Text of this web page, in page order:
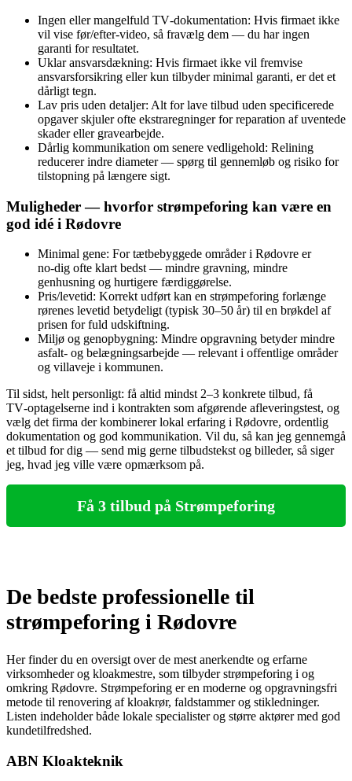
Ingen eller mangelfuld TV‑dokumentation: Hvis firmaet ikke
vil vise før/efter‑video, så fravælg dem — du har ingen
garanti for resultatet.
Uklar ansvarsdækning: Hvis firmaet ikke vil fremvise
ansvarsforsikring eller kun tilbyder minimal garanti, er det et
dårligt tegn.
Lav pris uden detaljer: Alt for lave tilbud uden specificerede
opgaver skjuler ofte ekstraregninger for reparation af uventede
skader eller gravearbejde.
Dårlig kommunikation om senere vedligehold: Relining
reducerer indre diameter — spørg til gennemløb og risiko for
tilstopning på længere sigt.
Muligheder — hvorfor strømpeforing kan være en
god idé i Rødovre
Minimal gene: For tætbebyggede områder i Rødovre er
no‑dig ofte klart bedst — mindre gravning, mindre
genhusning og hurtigere færdiggørelse.
Pris/levetid: Korrekt udført kan en strømpeforing forlænge
rørenes levetid betydeligt (typisk 30–50 år) til en brøkdel af
prisen for fuld udskiftning.
Miljø og genopbygning: Mindre opgravning betyder mindre
asfalt- og belægningsarbejde — relevant i offentlige områder
og villaveje i kommunen.
Til sidst, helt personligt: få altid mindst 2–3 konkrete tilbud, få
TV‑optagelserne ind i kontrakten som afgørende afleveringstest, og
vælg det firma der kombinerer lokal erfaring i Rødovre, ordentlig
dokumentation og god kommunikation. Vil du, så kan jeg gennemgå
et tilbud for dig — send mig gerne tilbudstekst og billeder, så siger
jeg, hvad jeg ville være opmærksom på.
Få 3 tilbud på Strømpeforing
De bedste professionelle til
strømpeforing i Rødovre
Her finder du en oversigt over de mest anerkendte og erfarne
virksomheder og kloakmestre, som tilbyder strømpeforing i og
omkring Rødovre. Strømpeforing er en moderne og opgravningsfri
metode til renovering af kloakrør, faldstammer og stikledninger.
Listen indeholder både lokale specialister og større aktører med god
kundetilfredshed.
ABN Kloakteknik